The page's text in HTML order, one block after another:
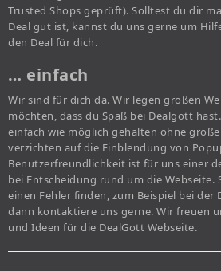
Trusted Shops geprüft). Solltest du dir
Deal gut ist, kannst du uns gerne um
den Deal für dich.
… einfach
Wir sind für dich da. Wir legen großen
möchten, dass du Spaß bei Dealgott
einfach wie möglich gehalten ohne
verzichten auf die Einblendung von
Benutzerfreundlichkeit ist für uns einer
bei Entscheidung rund um die Webseite.
einen Fehler finden, zum Beispiel bei der
dann kontaktiere uns gerne. Wir freuen
und Ideen für die DealGott Webseite.